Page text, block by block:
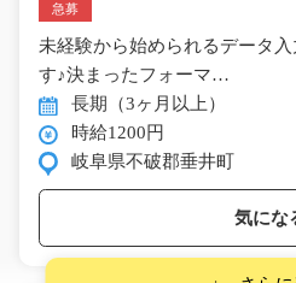
急募
未経験から始められるデータ
す♪決まったフォーマ…
長期（3ヶ月以上）
時給1200円
岐阜県不破郡垂井町
気にな